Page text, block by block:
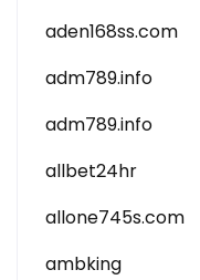
aden168ss.com
adm789.info
adm789.info
allbet24hr
allone745s.com
ambking